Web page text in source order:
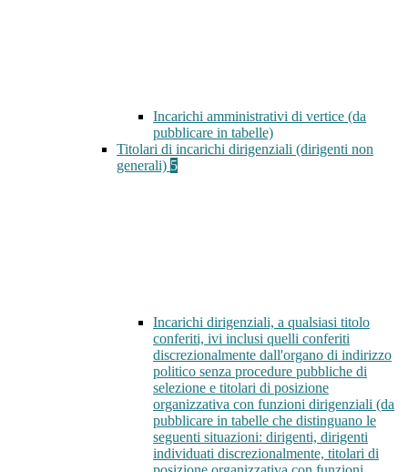
Incarichi amministrativi di vertice (da
pubblicare in tabelle)
Titolari di incarichi dirigenziali (dirigenti non
generali) 5
Incarichi dirigenziali, a qualsiasi titolo
conferiti, ivi inclusi quelli conferiti
discrezionalmente dall'organo di indirizzo
politico senza procedure pubbliche di
selezione e titolari di posizione
organizzativa con funzioni dirigenziali (da
pubblicare in tabelle che distinguano le
seguenti situazioni: dirigenti, dirigenti
individuati discrezionalmente, titolari di